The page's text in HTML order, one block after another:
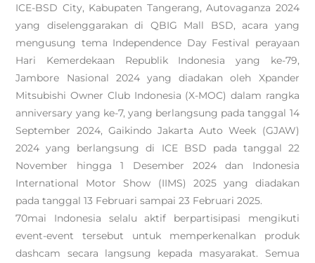
ICE-BSD City, Kabupaten Tangerang, Autovaganza 2024
yang diselenggarakan di QBIG Mall BSD, acara yang
mengusung tema Independence Day Festival perayaan
Hari Kemerdekaan Republik Indonesia yang ke-79,
Jambore Nasional 2024 yang diadakan oleh Xpander
Mitsubishi Owner Club Indonesia (X-MOC) dalam rangka
anniversary yang ke-7, yang berlangsung pada tanggal 14
September 2024, Gaikindo Jakarta Auto Week (GJAW)
2024 yang berlangsung di ICE BSD pada tanggal 22
November hingga 1 Desember 2024 dan Indonesia
International Motor Show (IIMS) 2025 yang diadakan
pada tanggal 13 Februari sampai 23 Februari 2025.
70mai Indonesia selalu aktif berpartisipasi mengikuti
event-event tersebut untuk memperkenalkan produk
dashcam secara langsung kepada masyarakat. Semua